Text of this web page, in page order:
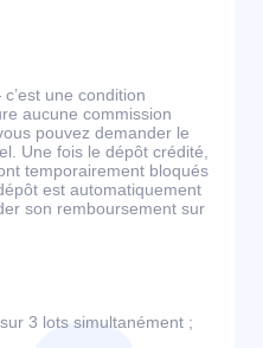
une condition
aucune commission
pouvez demander le
Une fois le dépôt crédité,
temporairement bloqués
est automatiquement
son remboursement sur
3 lots simultanément ;